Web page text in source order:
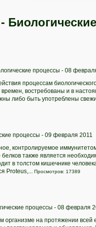
-
процессы - 08
процессам
времен, востребованы и в
либо быть употреблены
процессы - 09 февраля 2011
контролируемое
белков также является
в толстом кишечнике
Proteus,... Просмотров: 17389
процессы - 08 февраля
организме на протяжении всей